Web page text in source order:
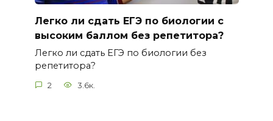
Легко ли сдать ЕГЭ по биологии с
высоким баллом без репетитора?
Легко ли сдать ЕГЭ по биологии без
репетитора?
2 3.6к.